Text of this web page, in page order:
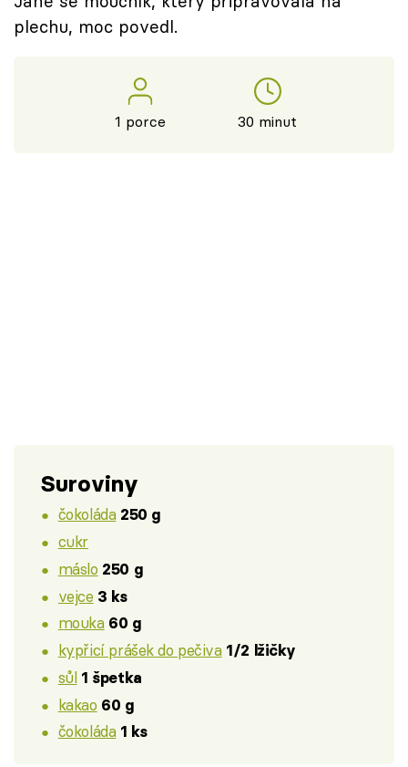
Sledujte prima+
plechu, moc povedl.
1 porce 30 minut
Suroviny
čokoláda 250 g
cukr
máslo 250 g
vejce 3 ks
mouka 60 g
kypřicí prášek do pečiva 1/2 lžičky
sůl 1 špetka
kakao 60 g
čokoláda 1 ks